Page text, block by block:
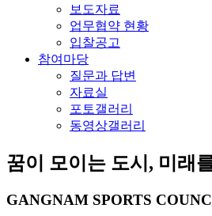
보도자료
업무협약 현황
입찰공고
참여마당
질문과 답변
자료실
포토갤러리
동영상갤러리
꿈이 모이는 도시, 미래
GANGNAM SPORTS